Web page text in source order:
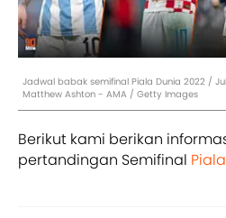
Jadwal babak semifinal Piala Dunia 2022 /
Matthew Ashton - AMA / Getty Images
Berikut kami berikan
pertandingan Semifinal